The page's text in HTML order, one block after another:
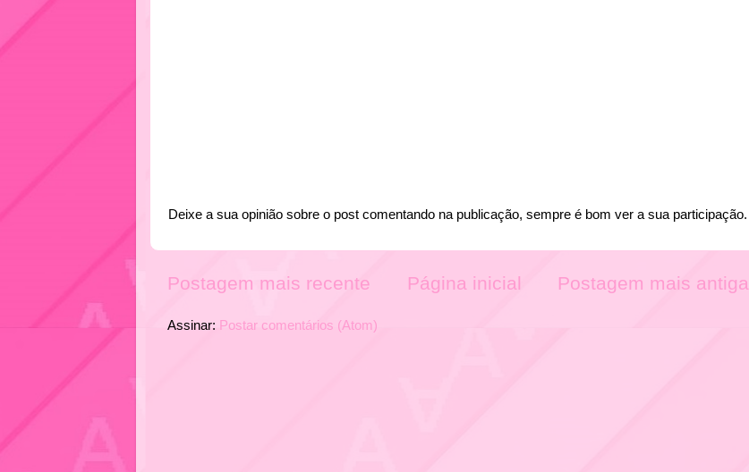
Deixe a sua opinião sobre o post comentando na publicação, sempre é bom ver a sua participação.
Postagem mais recente Postagem mais antiga
Página inicial
Assinar: Postar comentários (Atom)